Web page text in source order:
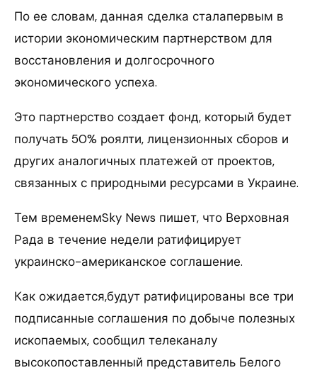
По ее словам, данная сделка сталапервым в
истории экономическим партнерством для
восстановления и долгосрочного
экономического успеха.
Это партнерство создает фонд, который будет
получать 50% роялти, лицензионных сборов и
других аналогичных платежей от проектов,
связанных с природными ресурсами в Украине.
Тем временемSky News пишет, что Верховная
Рада в течение недели ратифицирует
украинско-американское соглашение.
Как ожидается,будут ратифицированы все три
подписанные соглашения по добыче полезных
ископаемых, сообщил телеканалу
высокопоставленный представитель Белого